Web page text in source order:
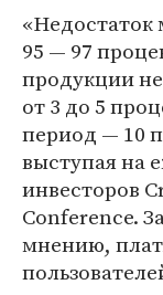
«Недостаток
95 — 97
продукции не
от 3 до 5
период — 10
выступая на
инвесторов
Conference.
мнению,